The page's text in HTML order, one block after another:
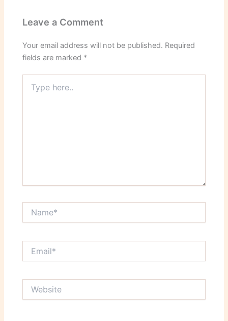
Leave a Comment
Your email address will not be published. Required
fields are marked *
here..